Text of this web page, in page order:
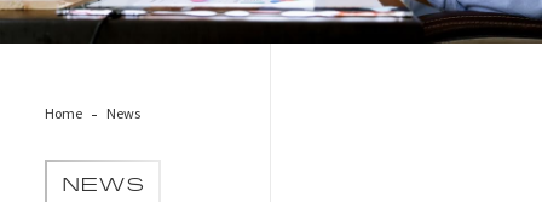
Home News
NEWS